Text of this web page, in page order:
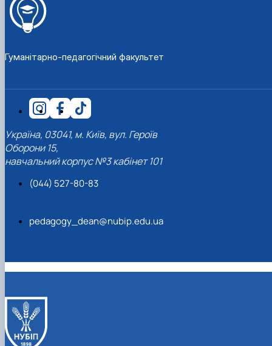
Гуманітарно-педагогічний факультет
Україна, 03041, м. Київ, вул. Героїв
Оборони 15,
навчальний корпус №3 кабінет 101
(044) 527-80-83
pedagogy_dean@nubip.edu.ua